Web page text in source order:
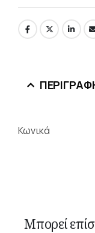
Κωνικά
Μπορεί